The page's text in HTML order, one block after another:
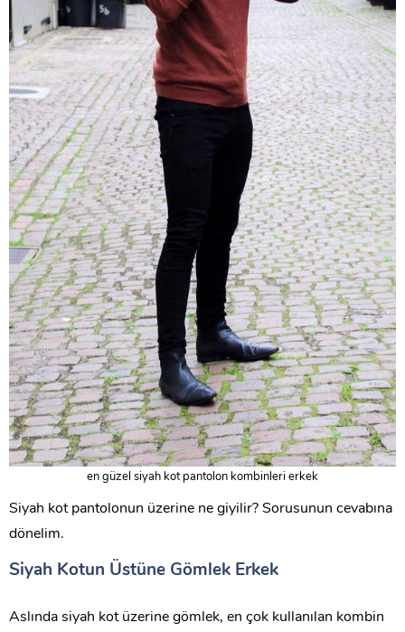
en güzel siyah kot pantolon kombinleri erkek
Siyah kot pantolonun üzerine ne giyilir? Sorusunun cevabına
dönelim.
Siyah Kotun Üstüne Gömlek Erkek
Aslında siyah kot üzerine gömlek, en çok kullanılan kombin